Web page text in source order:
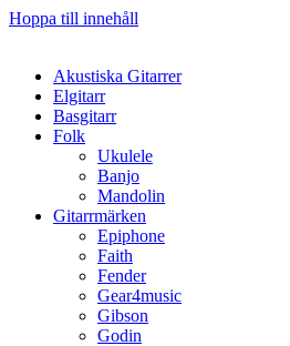
Hoppa till innehåll
Akustiska Gitarrer
Elgitarr
Basgitarr
Folk
Ukulele
Banjo
Mandolin
Gitarrmärken
Epiphone
Faith
Fender
Gear4music
Gibson
Godin